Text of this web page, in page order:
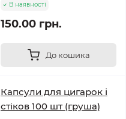
В наявності
150.00 грн.
До кошика
Капсули для цигарок і
стіков 100 шт (груша)